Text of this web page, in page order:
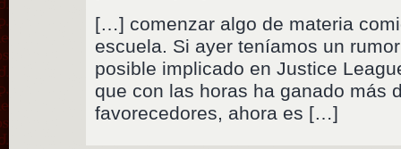
[…] comenzar algo de materia
escuela. Si ayer teníamos un
posible implicado en Justice
que con las horas ha ganado más
favorecedores, ahora es […]